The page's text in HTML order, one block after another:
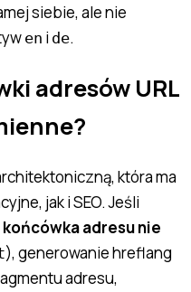
siebie, ale nie
en i de.
adresów URL
która ma
jak i SEO. Jeśli
adresu nie
), generowanie hreflang
adresu,